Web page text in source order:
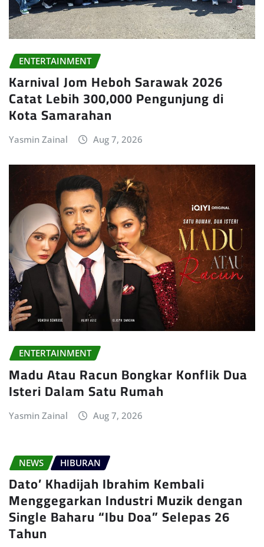
ENTERTAINMENT
Karnival Jom Heboh Sarawak 2026
Catat Lebih 300,000 Pengunjung di
Kota Samarahan
Yasmin Zainal Aug 7, 2026
ENTERTAINMENT
Madu Atau Racun Bongkar Konflik Dua
Isteri Dalam Satu Rumah
Yasmin Zainal Aug 7, 2026
NEWS HIBURAN
Dato’ Khadijah Ibrahim Kembali
Menggegarkan Industri Muzik dengan
Single Baharu “Ibu Doa” Selepas 26
Tahun